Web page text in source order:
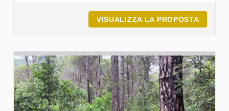
VISUALIZZA LA PROPOSTA